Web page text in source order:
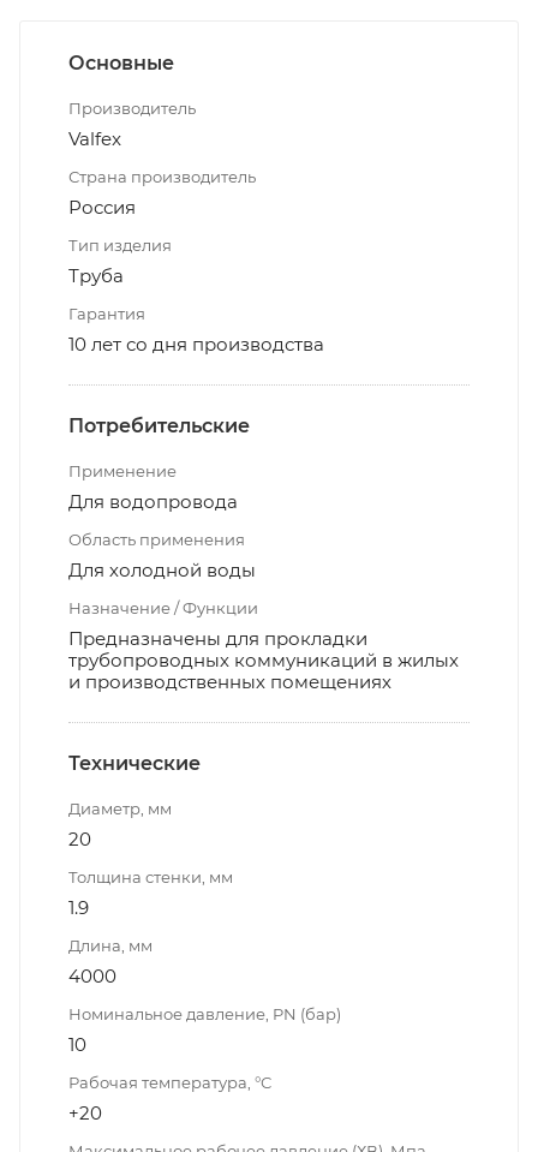
Основные
Производитель
Valfex
Страна производитель
Россия
Тип изделия
Труба
Гарантия
10 лет со дня производства
Потребительские
Применение
Для водопровода
Область применения
Для холодной воды
Назначение / Функции
Предназначены для прокладки
трубопроводных коммуникаций в жилых
и производственных помещениях
Технические
Диаметр, мм
20
Толщина стенки, мм
1.9
Длина, мм
4000
Номинальное давление, PN (бар)
10
Рабочая температура, °С
+20